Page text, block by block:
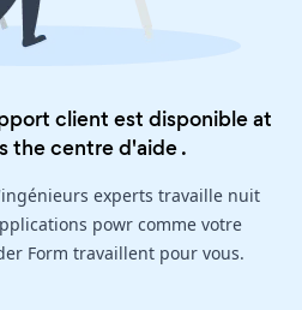
client est disponible at
thecentre d'aide.
experts travaille nuit
powr comme votre
Form travaillent pour vous.